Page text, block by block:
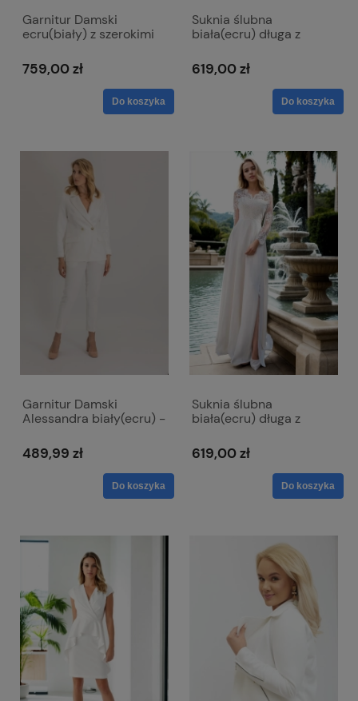
Garnitur Damski
ecru(biały) z szerokimi
marynarką - Claire
ślubny
759,00 zł
Do koszyka
Suknia ślubna
biała(ecru) długa z
krótkim rękawkiem -
Paula
619,00 zł
Do koszyka
Garnitur Damski
Alessandra biały(ecru) -
489,99 zł
Do koszyka
Suknia ślubna
biała(ecru) długa z
rękawem - Paula Maxi
619,00 zł
Do koszyka